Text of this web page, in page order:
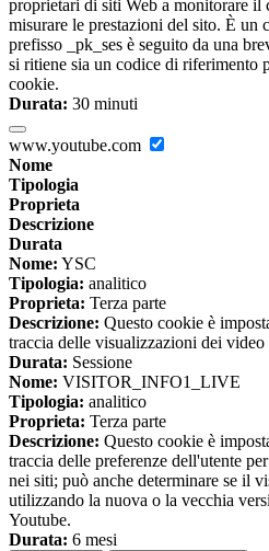
proprietari di siti Web a monitorare il
misurare le prestazioni del sito. È
prefisso _pk_ses è seguito da una
si ritiene sia un codice di riferimento
cookie.
Durata: 30 minuti
www.youtube.com
Nome
Tipologia
Proprieta
Descrizione
Durata
Nome: YSC
Tipologia: analitico
Proprieta: Terza parte
Descrizione: Questo cookie è
traccia delle visualizzazioni dei
Durata: Sessione
Nome: VISITOR_INFO1_LIVE
Tipologia: analitico
Proprieta: Terza parte
Descrizione: Questo cookie è
traccia delle preferenze dell'utente
nei siti; può anche determinare se il
utilizzando la nuova o la vecchia
Youtube.
Durata: 6 mesi